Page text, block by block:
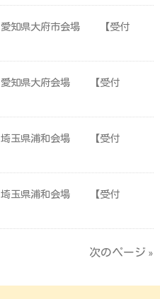
愛知県大府市会場 【受付
愛知県大府会場 【受付
埼玉県浦和会場 【受付
埼玉県浦和会場 【受付
次のページ »